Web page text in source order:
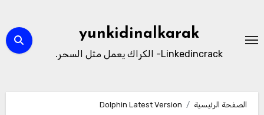
المحتوى
yunkidinalkarak
Linkedincrack- الكراك يعمل مثل السحر.
الصفحة الرئيسية Dolphin Latest Version